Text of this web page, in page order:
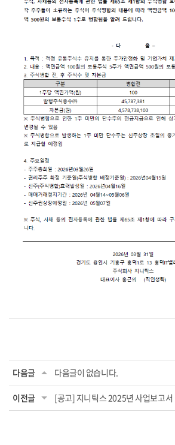
다음글 다음글이 없습니다.
이전글 [공고] 지니틱스 2025년 사업보고서